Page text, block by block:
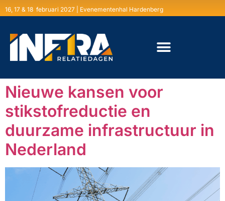
16, 17 & 18 februari 2027 | Evenementenhal Hardenberg
Nieuwe kansen voor
stikstofreductie en
duurzame infrastructuur in
Nederland